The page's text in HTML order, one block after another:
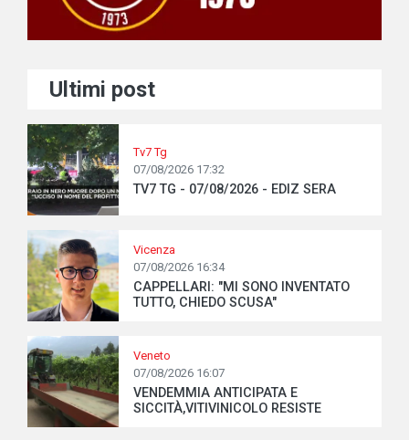
Ultimi post
Tv7 Tg
07/08/2026 17:32
TV7 TG - 07/08/2026 - EDIZ SERA
Vicenza
07/08/2026 16:34
CAPPELLARI: "MI SONO INVENTATO
TUTTO, CHIEDO SCUSA"
Veneto
07/08/2026 16:07
VENDEMMIA ANTICIPATA E
SICCITÀ,VITIVINICOLO RESISTE